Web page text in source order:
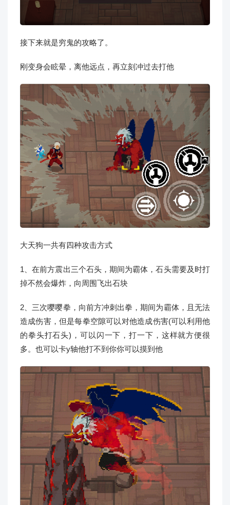
接下来就是穷鬼的攻略了。
刚变身会眩晕，离他远点，再立刻冲过去打他
大天狗一共有四种攻击方式
1、在前方震出三个石头，期间为霸体，石头需要及时打
掉不然会爆炸，向周围飞出石块
2、三次嘤嘤拳，向前方冲刺出拳，期间为霸体，且无法
造成伤害，但是每拳空隙可以对他造成伤害(可以利用他
的拳头打石头)，可以闪一下，打一下，这样就方便很
多。也可以卡y轴他打不到你你可以摸到他